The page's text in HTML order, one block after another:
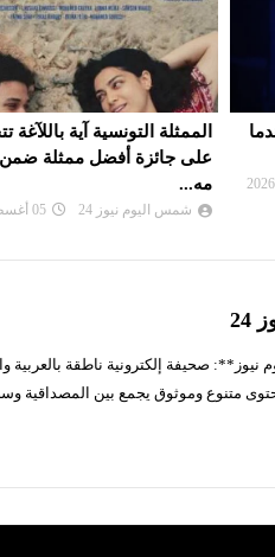
جاكراندا': قصة مواجهة
الانسان واسئلته
شمس اليوم نيوز 24
صحيفة إلكترونية ناطقة بالعربية
متنوع وموثوق يجمع بين المصداقية